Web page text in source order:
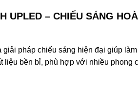
UPLED – CHIẾU SÁNG
pháp chiếu sáng hiện đại giúp
liệu bền bỉ, phù hợp với nhiều phong